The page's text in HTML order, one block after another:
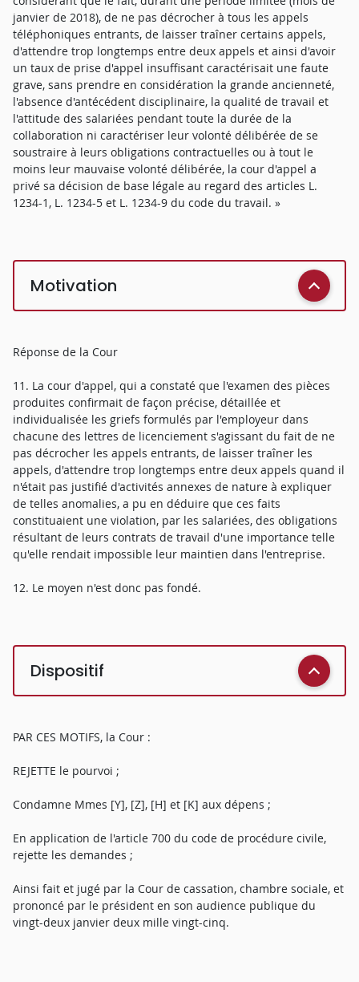
janvier de 2018), de ne pas décrocher à tous les appels
téléphoniques entrants, de laisser traîner certains appels,
d'attendre trop longtemps entre deux appels et ainsi d'avoir
un taux de prise d'appel insuffisant caractérisait une faute
grave, sans prendre en considération la grande ancienneté,
l'absence d'antécédent disciplinaire, la qualité de travail et
l'attitude des salariées pendant toute la durée de la
collaboration ni caractériser leur volonté délibérée de se
soustraire à leurs obligations contractuelles ou à tout le
moins leur mauvaise volonté délibérée, la cour d'appel a
privé sa décision de base légale au regard des articles L.
1234-1, L. 1234-5 et L. 1234-9 du code du travail. »
Motivation
Réponse de la Cour
11. La cour d'appel, qui a constaté que l'examen des pièces
produites confirmait de façon précise, détaillée et
individualisée les griefs formulés par l'employeur dans
chacune des lettres de licenciement s'agissant du fait de ne
pas décrocher les appels entrants, de laisser traîner les
appels, d'attendre trop longtemps entre deux appels quand il
n'était pas justifié d'activités annexes de nature à expliquer
de telles anomalies, a pu en déduire que ces faits
constituaient une violation, par les salariées, des obligations
résultant de leurs contrats de travail d'une importance telle
qu'elle rendait impossible leur maintien dans l'entreprise.
12. Le moyen n'est donc pas fondé.
Dispositif
PAR CES MOTIFS, la Cour :
REJETTE le pourvoi ;
Condamne Mmes [Y], [Z], [H] et [K] aux dépens ;
En application de l'article 700 du code de procédure civile,
rejette les demandes ;
Ainsi fait et jugé par la Cour de cassation, chambre sociale, et
prononcé par le président en son audience publique du
vingt-deux janvier deux mille vingt-cinq.